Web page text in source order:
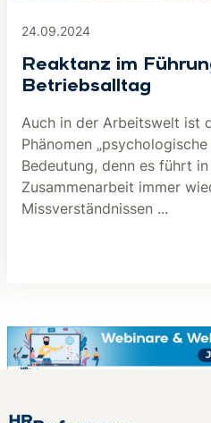
24.09.2024
Reaktanz im
Betriebsalltag
Auch in der Arbeitswelt ist
Phänomen
Bedeutung, denn es führt
Zusammenarbeit immer
Missverständnissen ...